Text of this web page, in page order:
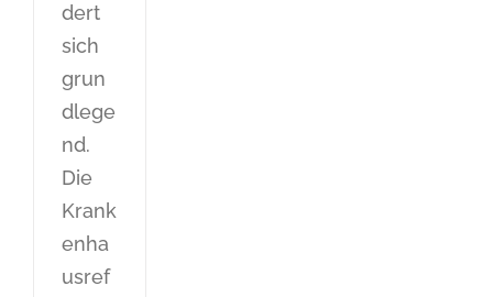
dert
sich
grun
dlege
nd.
Die
Krank
enha
usref